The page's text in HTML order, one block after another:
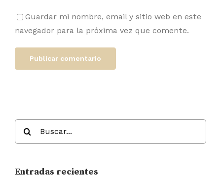
Guardar mi nombre, email y sitio web en este
navegador para la próxima vez que comente.
Entradas recientes